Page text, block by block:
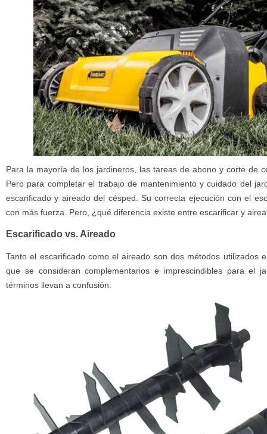
Para la mayoría de los jardineros, las tareas de abono y corte de
Pero para completar el trabajo de mantenimiento y cuidado del
escarificado y aireado del césped. Su correcta ejecución con el
con más fuerza. Pero, ¿qué diferencia existe entre escarificar y
Escarificado vs. Aireado
Tanto el escarificado como el aireado son dos métodos utilizados
que se consideran complementarios e imprescindibles para el
términos llevan a confusión.